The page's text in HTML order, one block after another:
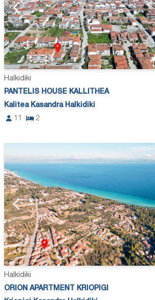
Halkidiki
PANTELIS HOUSE KALLITHEA
Kalitea Kasandra Halkidiki
2
Halkidiki
ORION APARTMENT KRIOPIGI